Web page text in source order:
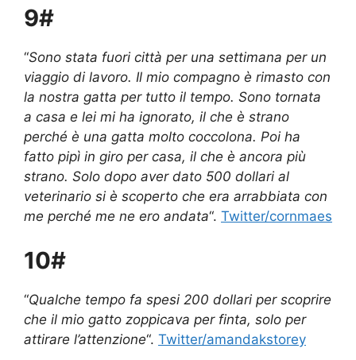
9#
“Sono stata fuori città per una settimana per un
viaggio di lavoro. Il mio compagno è rimasto con
la nostra gatta per tutto il tempo. Sono tornata
a casa e lei mi ha ignorato, il che è strano
perché è una gatta molto coccolona. Poi ha
fatto pipì in giro per casa, il che è ancora più
strano. Solo dopo aver dato 500 dollari al
veterinario si è scoperto che era arrabbiata con
me perché me ne ero andata“. Twitter/cornmaes
10#
“Qualche tempo fa spesi 200 dollari per scoprire
che il mio gatto zoppicava per finta, solo per
attirare l’attenzione“. Twitter/amandakstorey